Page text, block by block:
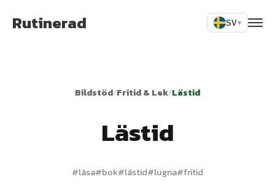
Rutinerad SV▾
Bildstöd/Fritid & Lek/Lästid
Lästid
#läsa#bok#lästid#lugna#fritid